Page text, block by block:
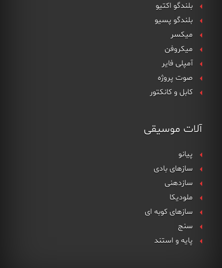
بلندگو اکتیو
بلندگو پسیو
میکسر
میکروفن
آمپلی فایر
صوت پروژه
کابل و کانکتور
آلات موسیقی
پیانو
سازهای بادی
سازدهنی
ملودیکا
سازهای کوبه ای
سنج
پایه و استند